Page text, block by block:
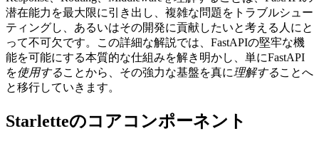
潜在能力を最大限に引き出し、複雑な問題をトラブルシュー
ティングし、あるいはその開発に貢献したいと考える人にと
って不可欠です。この詳細な解説では、FastAPIの堅牢な機
能を可能にする本質的な仕組みを解き明かし、単にFastAPI
を使用することから、その強力な基盤を真に理解することへ
と移行していきます。
Starletteのコアコンポーネント